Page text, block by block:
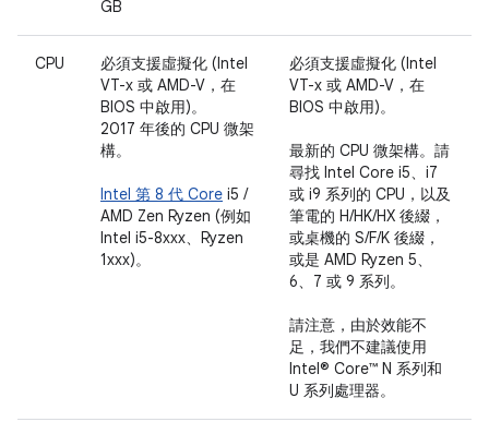
GB
CPU
必須支援虛擬化 (Intel
VT-x 或 AMD-V，在
BIOS 中啟用)。
2017 年後的 CPU 微架
構。
Intel 第 8 代 Core i5 /
AMD Zen Ryzen (例如
Intel i5-8xxx、Ryzen
1xxx)。
必須支援虛擬化 (Intel
VT-x 或 AMD-V，在
BIOS 中啟用)。
最新的 CPU 微架構。請
尋找 Intel Core i5、i7
或 i9 系列的 CPU，以及
筆電的 H/HK/HX 後綴，
或桌機的 S/F/K 後綴，
或是 AMD Ryzen 5、
6、7 或 9 系列。
請注意，由於效能不
足，我們不建議使用
Intel® Core™ N 系列和
U 系列處理器。